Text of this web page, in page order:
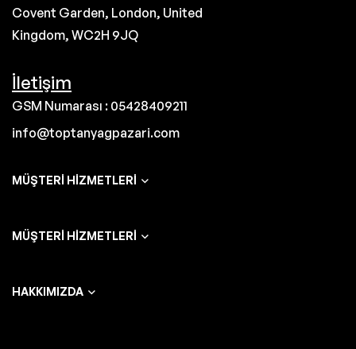
Covent Garden, London, United
Kingdom, WC2H 9JQ
İletişim
GSM Numarası : 05428409211
info@toptanyagpazari.com
MÜŞTERI HIZMETLERI
MÜŞTERI HIZMETLERI
HAKKIMIZDA